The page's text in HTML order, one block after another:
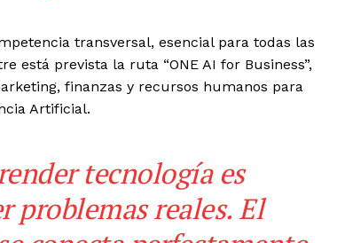
transversal, esencial para todas las
está prevista la ruta “ONE AI for Business”,
finanzas y recursos humanos para
Artificial.
tecnología es
problemas reales. El